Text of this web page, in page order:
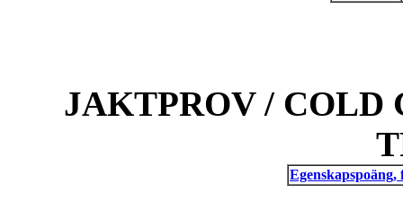
JAKTPROV / COLD